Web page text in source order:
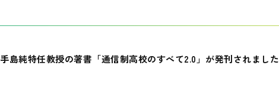
手島純特任教授の著書「通信制高校のすべて2.0」が発刊されました